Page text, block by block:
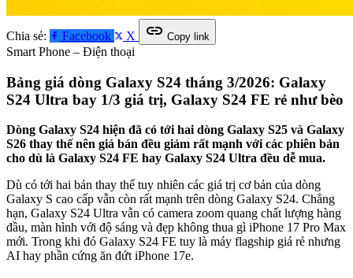
Chia sẻ: Facebook X link Copy link
Smart Phone – Điện thoại
Bảng giá dòng Galaxy S24 tháng 3/2026: Galaxy
S24 Ultra bay 1/3 giá trị, Galaxy S24 FE rẻ như bèo
Dòng Galaxy S24 hiện đã có tới hai dòng Galaxy S25 và Galaxy
S26 thay thế nên giá bán đều giảm rất mạnh với các phiên bản
cho dù là Galaxy S24 FE hay Galaxy S24 Ultra đều dễ mua.
Dù có tới hai bản thay thế tuy nhiên các giá trị cơ bản của dòng
Galaxy S cao cấp vẫn còn rất mạnh trên dòng Galaxy S24. Chẳng
hạn, Galaxy S24 Ultra vẫn có camera zoom quang chất lượng hàng
đầu, màn hình với độ sáng và đẹp không thua gì iPhone 17 Pro Max
mới. Trong khi đó Galaxy S24 FE tuy là máy flagship giá rẻ nhưng
AI hay phần cứng ăn đứt iPhone 17e.